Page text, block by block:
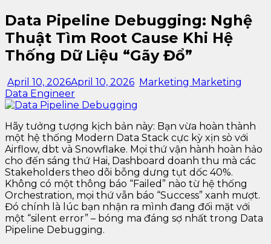
Data Pipeline Debugging: Nghệ
Thuật Tìm Root Cause Khi Hệ
Thống Dữ Liệu “Gãy Đổ”
April 10, 2026April 10, 2026 Marketing Marketing
Data Engineer
Hãy tưởng tượng kịch bản này: Bạn vừa hoàn thành
một hệ thống Modern Data Stack cực kỳ xịn sò với
Airflow, dbt và Snowflake. Mọi thứ vận hành hoàn hảo
cho đến sáng thứ Hai, Dashboard doanh thu mà các
Stakeholders theo dõi bỗng dưng tụt dốc 40%.
Không có một thông báo “Failed” nào từ hệ thống
Orchestration, mọi thứ vẫn báo “Success” xanh mượt.
Đó chính là lúc bạn nhận ra mình đang đối mặt với
một “silent error” – bóng ma đáng sợ nhất trong Data
Pipeline Debugging.